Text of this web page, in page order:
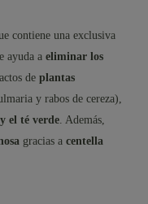
contiene una exclusiva
ayuda a eliminar los
de plantas
y rabos de cereza),
el té verde . Además,
gracias a centella